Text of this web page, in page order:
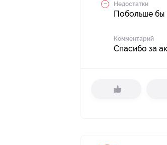
Недостатки
Побольше бы
Комментарий
Спасибо за